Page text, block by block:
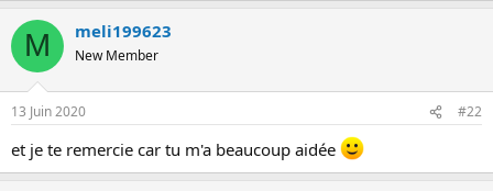
d
i
s
u
s
s
o
t
M meli199623
New Member
13 Juin 2020 #22
et je te remercie car tu m'a beaucoup aidée